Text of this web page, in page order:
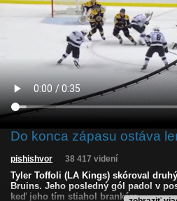
Do konca zápasu ostáva
pishishvor 38 417 videní
Tyler Toffoli (LA Kings) skóroval
Bruins. Jeho posledný gól padol v
keď jeho tím stiahol brankára.